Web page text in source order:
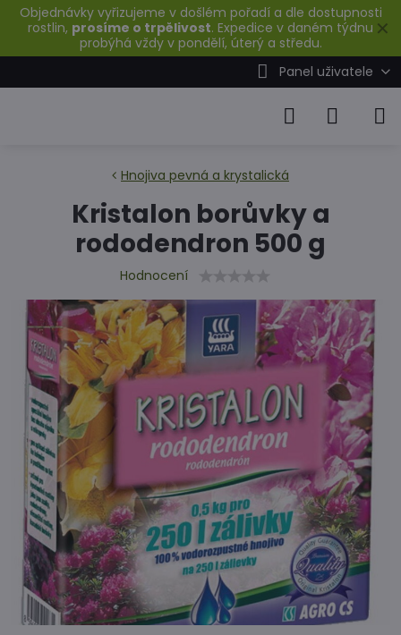
✕
Objednávky vyřizujeme v došlém pořadí a dle dostupnosti
rostlin, prosíme o trpělivost. Expedice v daném týdnu
probýhá vždy v pondělí, úterý a středu.
Panel uživatele
Hnojiva pevná a krystalická
Kristalon borůvky a
rododendron 500 g
Hodnocení